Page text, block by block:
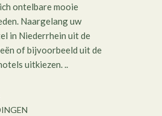
ontelbare mooie
Naargelang uw
in Niederrhein uit de
of bijvoorbeeld uit de
uitkiezen. ..